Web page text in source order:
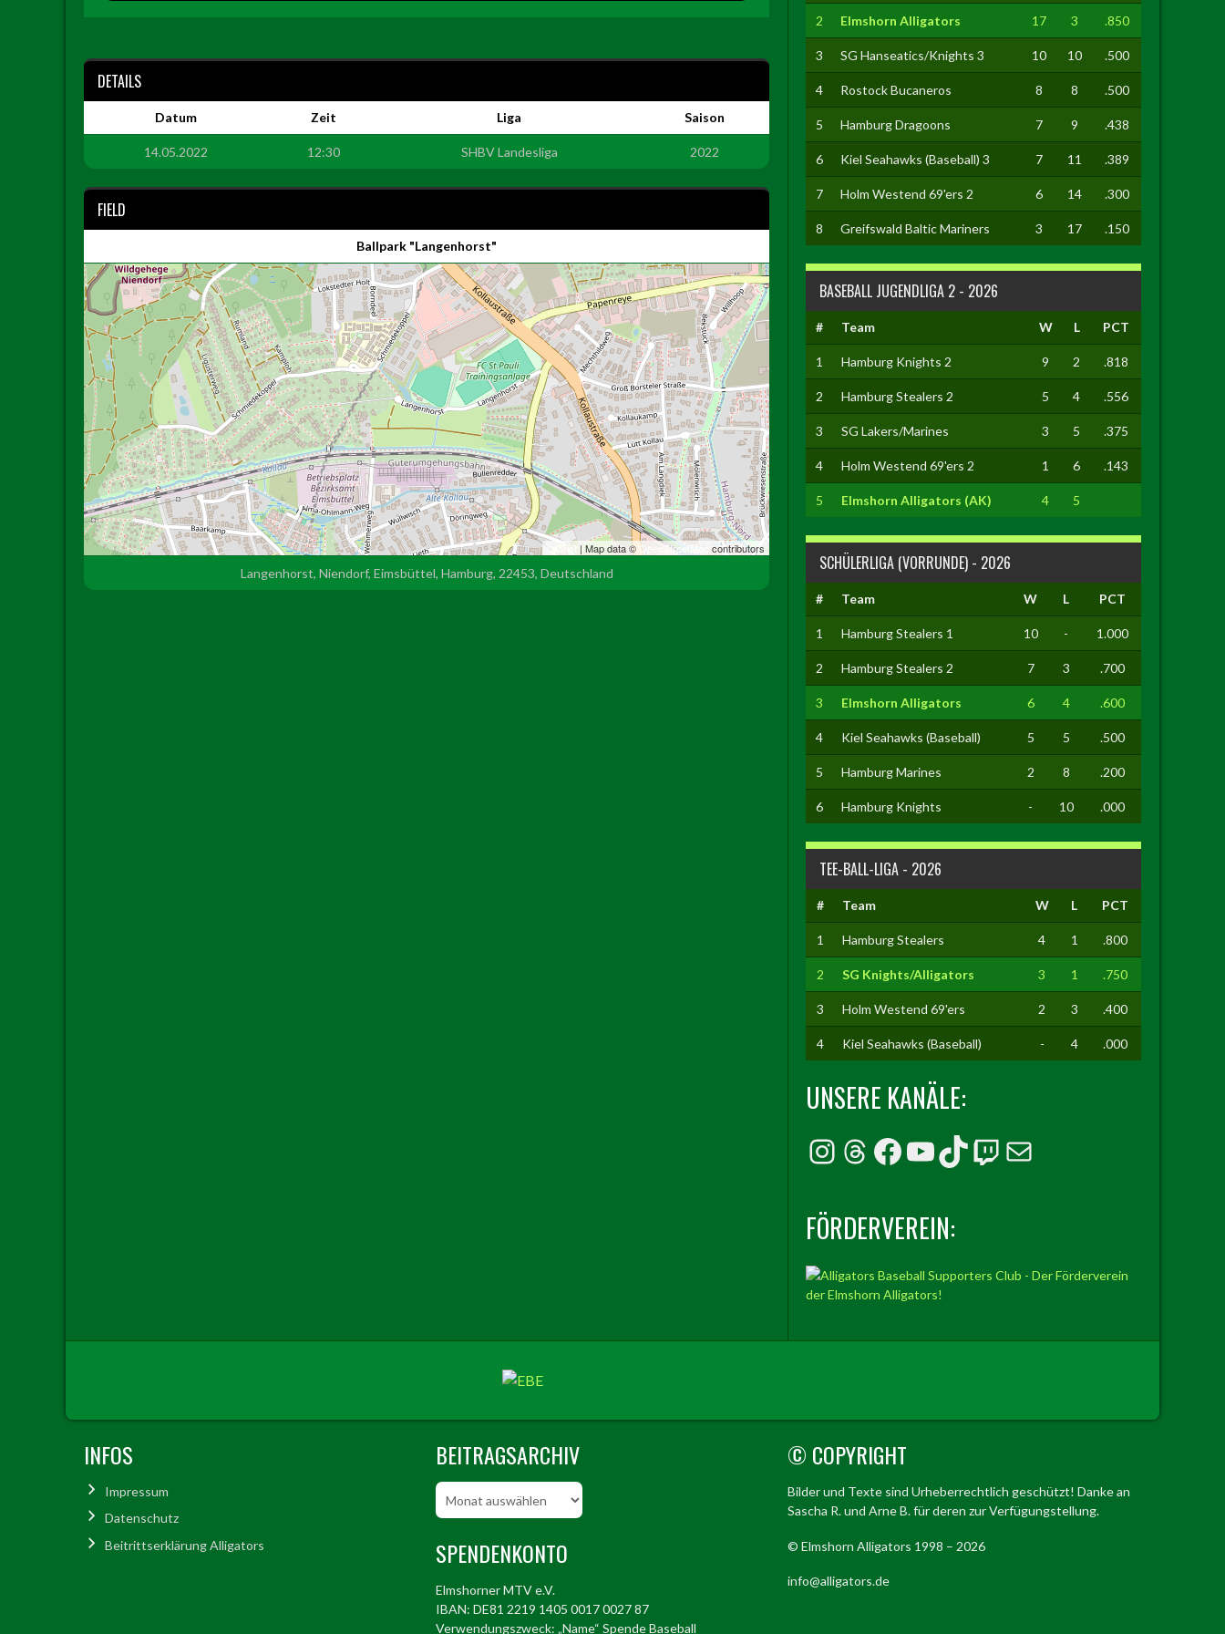
DETAILS
Datum Zeit Liga Saison
14.05.2022 12:30 SHBV Landesliga 2022
FIELD
Ballpark "Langenhorst"
Leaflet | Map data © OpenStreetMap contributors
Langenhorst, Niendorf, Eimsbüttel, Hamburg, 22453, Deutschland
2 Elmshorn Alligators 17 3 .850
3 SG Hanseatics/Knights 3 10 10 .500
4 Rostock Bucaneros 8 8 .500
5 Hamburg Dragoons 7 9 .438
6 Kiel Seahawks (Baseball) 3 7 11 .389
7 Holm Westend 69'ers 2 6 14 .300
8 Greifswald Baltic Mariners 3 17 .150
BASEBALL JUGENDLIGA 2 - 2026
# Team W L PCT
1 Hamburg Knights 2 9 2 .818
2 Hamburg Stealers 2 5 4 .556
3 SG Lakers/Marines 3 5 .375
4 Holm Westend 69'ers 2 1 6 .143
5 Elmshorn Alligators (AK) 4 5
SCHÜLERLIGA (VORRUNDE) - 2026
# Team W L PCT
1 Hamburg Stealers 1 10 - 1.000
2 Hamburg Stealers 2 7 3 .700
3 Elmshorn Alligators 6 4 .600
4 Kiel Seahawks (Baseball) 5 5 .500
5 Hamburg Marines 2 8 .200
6 Hamburg Knights - 10 .000
TEE-BALL-LIGA - 2026
# Team W L PCT
1 Hamburg Stealers 4 1 .800
2 SG Knights/Alligators 3 1 .750
3 Holm Westend 69'ers 2 3 .400
4 Kiel Seahawks (Baseball) - 4 .000
UNSERE KANÄLE:
Instagram
Threads
Facebook
YouTube
TikTok
Twitch
E-Mail
FÖRDERVEREIN:
INFOS
Impressum
Datenschutz
Beitrittserklärung Alligators
BEITRAGSARCHIV
Beitragsarchiv
SPENDENKONTO
Elmshorner MTV e.V.
IBAN: DE81 2219 1405 0017 0027 87
Verwendungszweck: „Name“ Spende Baseball
© COPYRIGHT
Bilder und Texte sind Urheberrechtlich geschützt! Danke an
Sascha R. und Arne B. für deren zur Verfügungstellung.
© Elmshorn Alligators 1998 – 2026
info@alligators.de